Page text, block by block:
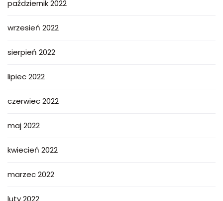
październik 2022
wrzesień 2022
sierpień 2022
lipiec 2022
czerwiec 2022
maj 2022
kwiecień 2022
marzec 2022
luty 2022